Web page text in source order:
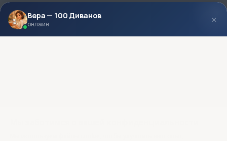
Выбор ткани для мебели без
визита в магазин
МЫ В СОЦСЕТЯХ КОНТАКТЫ
Вера — 100 Диванов
онлайн ×